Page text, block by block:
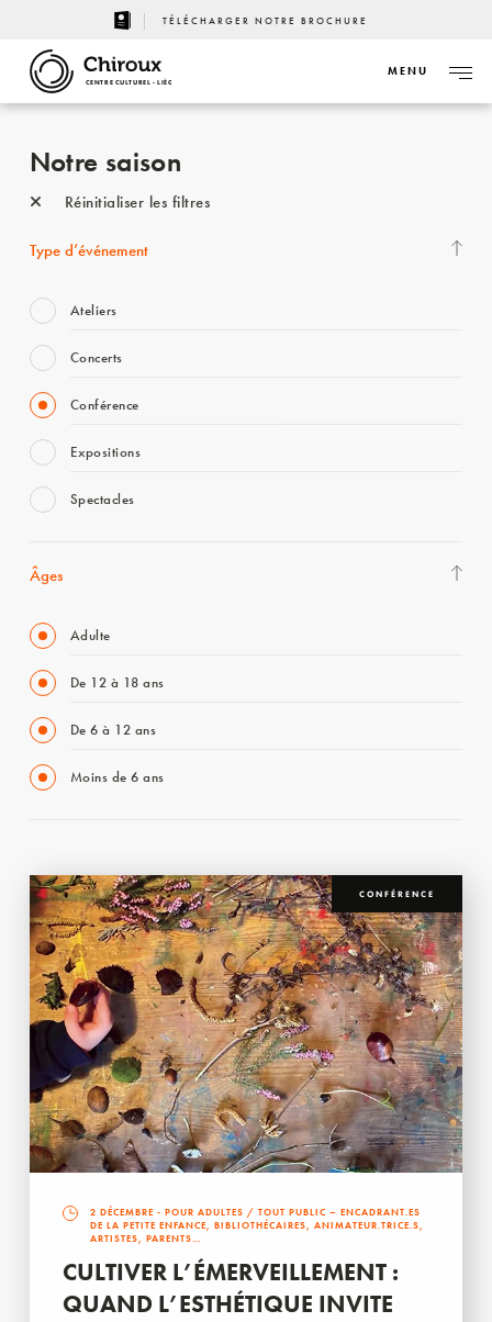
TÉLÉCHARGER NOTRE BROCHURE
CENTRE CULTUREL - LIÈGE
MENU
Notre saison
Réinitialiser les filtres
Type d’événement
Ateliers
Concerts
Conférence
Expositions
Spectacles
Âges
Adulte
De 12 à 18 ans
De 6 à 12 ans
Moins de 6 ans
CONFÉRENCE
2 DÉCEMBRE - POUR ADULTES / TOUT PUBLIC – ENCADRANT.ES
DE LA PETITE ENFANCE, BIBLIOTHÉCAIRES, ANIMATEUR.TRICE.S,
ARTISTES, PARENTS…
CULTIVER L’ÉMERVEILLEMENT :
QUAND L’ESTHÉTIQUE INVITE